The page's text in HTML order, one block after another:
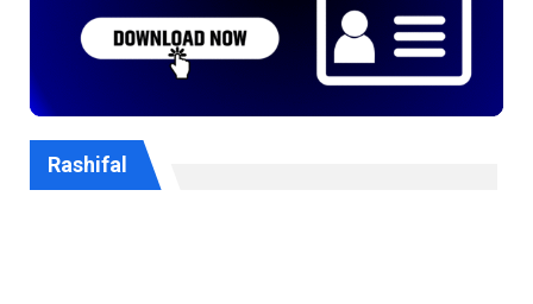
Rashifal